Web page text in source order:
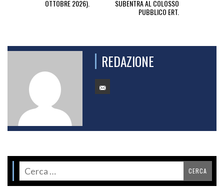
OTTOBRE 2026).
SUBENTRA AL COLOSSO
PUBBLICO ERT.
REDAZIONE